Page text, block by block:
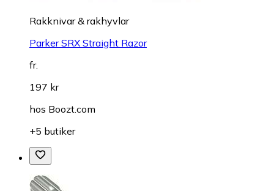
Rakknivar & rakhyvlar
Parker SRX Straight Razor
fr.
197 kr
hos Boozt.com
+5 butiker